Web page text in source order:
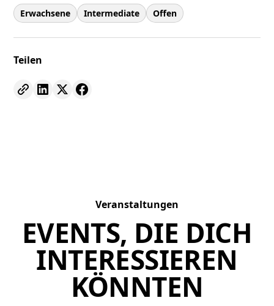
Erwachsene Intermediate Offen
Teilen
Veranstaltungen
EVENTS, DIE DICH
INTERESSIEREN
KÖNNTEN